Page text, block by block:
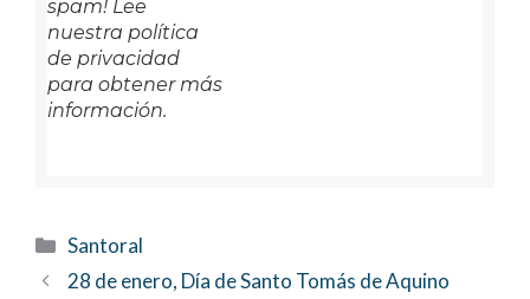
spam! Lee
nuestra política
de privacidad
para obtener más
información.
Categorías
Santoral
28 de enero, Día de Santo Tomás de Aquino